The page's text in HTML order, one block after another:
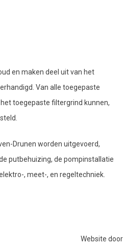
en maken deel uit van het
Van alle toegepaste
toegepaste filtergrind kunnen,
Drunen worden uitgevoerd,
putbehuizing, de pompinstallatie
, meet-, en regeltechniek.
Website door